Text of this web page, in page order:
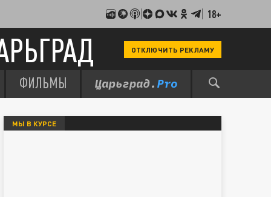
18+
ОТКЛЮЧИТЬ РЕКЛАМУ
ФИЛЬМЫ
МЫ В КУРСЕ